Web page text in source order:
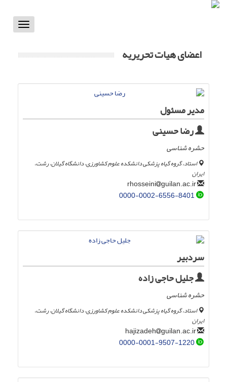
Toggle
اعضای هیات تحریریه
مدیر مسئول
رضا حسینی
حشره شناسی
استاد، گروه گیاه پزشکی دانشکده علوم کشاورزی، دانشگاه گیلان، رشت،
ایران
guilan.ac.ir
0000-0002-6556-8401
سردبیر
جلیل حاجی زاده
حشره شناسی
استاد، گروه گیاه پزشکی دانشکده علوم کشاورزی، دانشگاه گیلان، رشت،
ایران
guilan.ac.ir
0000-0001-9507-1220